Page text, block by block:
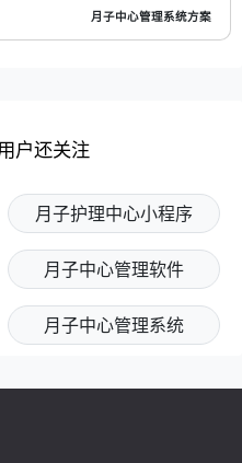
月子中心管理系统方案
户还关注
月子护理中心小程序
月子中心管理软件
月子中心管理系统